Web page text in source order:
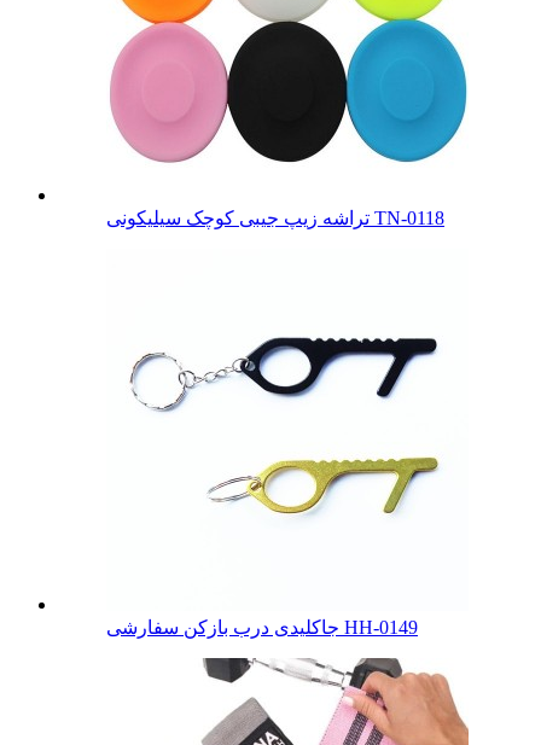
تراشه زیپ جیبی کوچک سیلیکونی TN-0118
جاکلیدی درب بازکن سفارشی HH-0149